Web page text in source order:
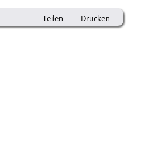
Teilen Drucken